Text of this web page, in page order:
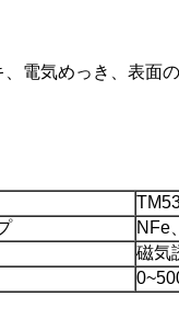
、電気めっき、表面
NFe
磁気